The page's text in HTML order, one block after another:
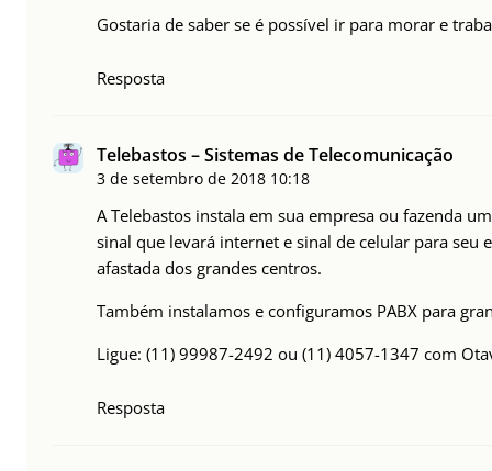
Gostaria de saber se é possível ir para morar e
Resposta
Telebastos – Sistemas de Telecomunicação
3 de setembro de 2018 10:18
A Telebastos instala em sua empresa ou fazenda
sinal que levará internet e sinal de celular para seu
afastada dos grandes centros.
Também instalamos e configuramos PABX para
Ligue: (11) 99987-2492 ou (11) 4057-1347 com
Resposta